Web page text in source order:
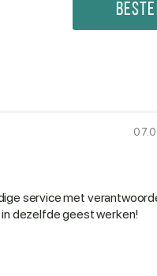
service met
dezelfde geest werken!